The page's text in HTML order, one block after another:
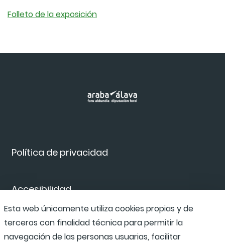
Folleto de la exposición
Política de privacidad
Accesibilidad
Canal de denuncias
Esta web únicamente utiliza cookies propias y de
terceros con finalidad técnica para permitir la
navegación de las personas usuarias, facilitar